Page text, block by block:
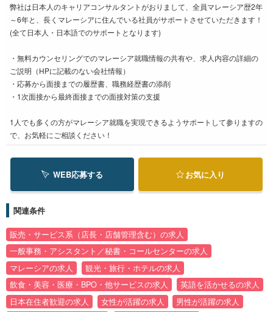
弊社は日本人のキャリアコンサルタントがおりまして、全員マレーシア歴2年
～6年と、長くマレーシアに住んでいる社員がサポートさせていただきます！
(全て日本人・日本語でのサポートとなります)
・無料カウンセリングでのマレーシア就職情報の共有や、求人内容の詳細の
ご説明（HPに記載のない会社情報）
・応募から面接までの履歴書、職務経歴書の添削
・1次面接から最終面接までの面接対策の支援
1人でも多くの方がマレーシア就職を実現できるようサポートして参りますの
で、お気軽にご相談ください！
WEB応募する お気に入り
関連条件
販売・サービス系（店長・店舗管理含む）の求人
一般事務・アシスタント／秘書・コールセンターの求人
マレーシアの求人
観光・旅行・ホテルの求人
飲食・美容・医療・BPO・他サービスの求人
英語を活かせるの求人
日本在住者歓迎の求人
女性が活躍の求人
男性が活躍の求人